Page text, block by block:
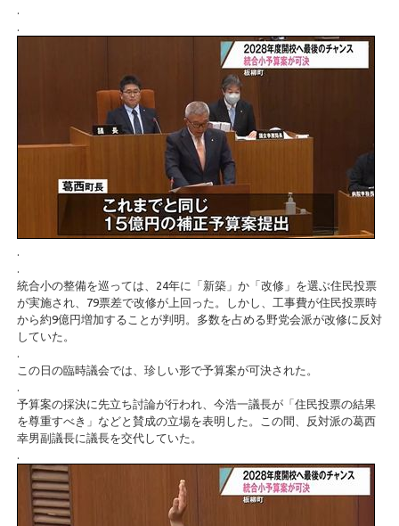
.
.
.
.
統合小の整備を巡っては、24年に「新築」か「改修」を選ぶ住民投票
が実施され、79票差で改修が上回った。しかし、工事費が住民投票時
から約9億円増加することが判明。多数を占める野党会派が改修に反対
していた。
.
この日の臨時議会では、珍しい形で予算案が可決された。
.
予算案の採決に先立ち討論が行われ、今浩一議長が「住民投票の結果
を尊重すべき」などと賛成の立場を表明した。この間、反対派の葛西
幸男副議長に議長を交代していた。
.